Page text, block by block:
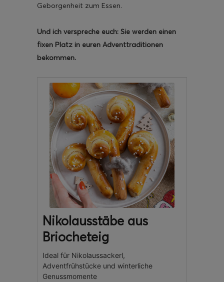
Geborgenheit zum Essen.
Und ich verspreche euch: Sie werden einen
fixen Platz in euren Adventtraditionen
bekommen.
Nikolausstäbe aus
Briocheteig
Ideal für Nikolaussackerl,
Adventfrühstücke und winterliche
Genussmomente